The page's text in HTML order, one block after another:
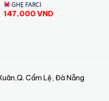
GHẸ FARCI
147,000VND
Cẩm Lệ, Đà Nẵng